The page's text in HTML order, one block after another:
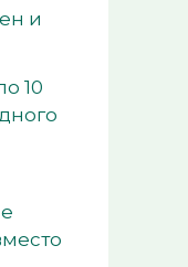
и
10